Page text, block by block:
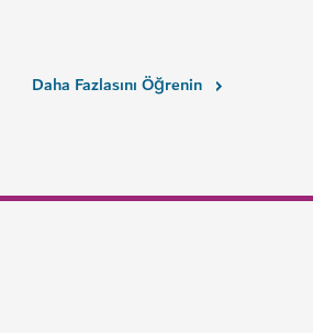
Daha Fazlasını Öğrenin